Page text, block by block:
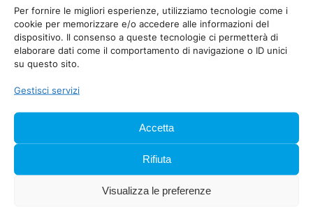
Per fornire le migliori esperienze, utilizziamo tecnologie come i
cookie per memorizzare e/o accedere alle informazioni del
dispositivo. Il consenso a queste tecnologie ci permetterà di
elaborare dati come il comportamento di navigazione o ID unici
su questo sito.
Gestisci servizi
Accetta
Rifiuta
Visualizza le preferenze
Scegli